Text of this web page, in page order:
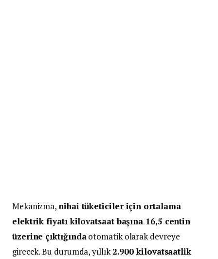
Mekanizma, nihai tüketiciler için ortalama
elektrik fiyatı kilovatsaat başına 16,5 centin
üzerine çıktığındaotomatik olarak devreye
girecek. Bu durumda, yıllık2.900 kilovatsaatlik